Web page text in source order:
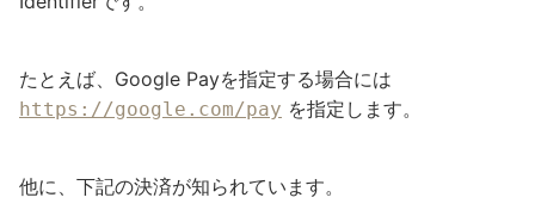
たとえば、Google Payを指定する場合には
https://google.com/pay を指定します。
他に、下記の決済が知られています。